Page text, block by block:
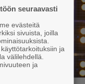
seuraavasti
evästeitä
sivuista, joilla
ja
välilehdellä.
ja